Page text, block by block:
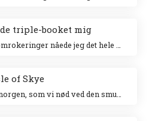
triple-booket mig
of Skye